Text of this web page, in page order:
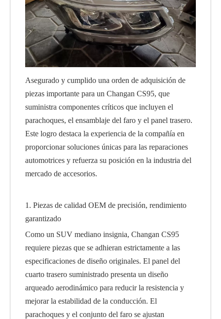
Asegurado y cumplido una orden de adquisición de
piezas importante para un Changan CS95, que
suministra componentes críticos que incluyen el
parachoques, el ensamblaje del faro y el panel trasero.
Este logro destaca la experiencia de la compañía en
proporcionar soluciones únicas para las reparaciones
automotrices y refuerza su posición en la industria del
mercado de accesorios.
1. Piezas de calidad OEM de precisión, rendimiento
garantizado
Como un SUV mediano insignia, Changan CS95
requiere piezas que se adhieran estrictamente a las
especificaciones de diseño originales. El panel del
cuarto trasero suministrado presenta un diseño
arqueado aerodinámico para reducir la resistencia y
mejorar la estabilidad de la conducción. El
parachoques y el conjunto del faro se ajustan